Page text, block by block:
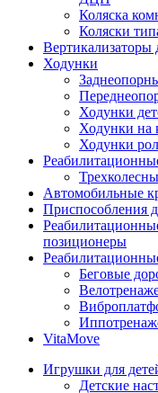
Коляска
Коляски
Ходунки
Ходунки
Ходунки на
Ходунки
Автомобильные
Приспособления
позиционеры
Беговые
VitaMove
Игрушки для
Детские